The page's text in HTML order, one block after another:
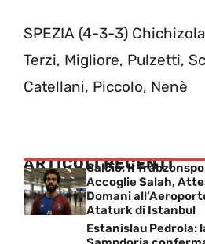
SPEZIA (4-3-3)
Terzi, Migliore, Pulzetti,
Catellani, Piccolo, Nenè
ARTICOLI RECENTI
Calcio: Il
Accoglie Salah,
Domani
Ataturk di Istanbul
Estanislau Pedrola: